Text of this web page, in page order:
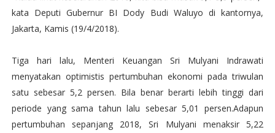
kata Deputi Gubernur BI Dody Budi Waluyo di kantornya,
Jakarta, Kamis (19/4/2018).
Tiga hari lalu, Menteri Keuangan Sri Mulyani Indrawati
menyatakan optimistis pertumbuhan ekonomi pada triwulan
satu sebesar 5,2 persen. Bila benar berarti lebih tinggi dari
periode yang sama tahun lalu sebesar 5,01 persen.Adapun
pertumbuhan sepanjang 2018, Sri Mulyani menaksir 5,22